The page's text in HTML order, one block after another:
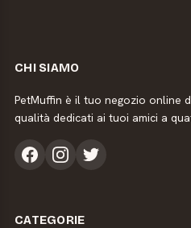
CHI SIAMO
PetMuffin è il tuo negozio online
qualità dedicati ai tuoi amici a
CATEGORIE